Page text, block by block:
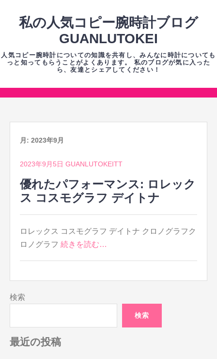
ツ
キ
私の人気コピー腕時計ブログ
GUANLUTOKEI
人気コピー腕時計についての知識を共有し、みんなに時計についても
っと知ってもらうことがよくあります。 私のブログが気に入った
ら、友達とシェアしてください！
コ
テ
月: 2023年9月
2023年9月5日 GUANLUTOKEITT
優れたパフォーマンス: ロレック
ス コスモグラフ デイトナ
ロレックス コスモグラフ デイトナ クロノグラフク
ロノグラフ 続きを読む…
検索
検索
最近の投稿